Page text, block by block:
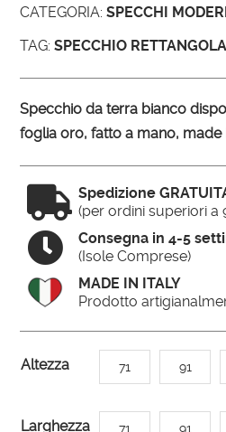
CATEGORIA:SPECCHI
TAG:SPECCHIO
Specchio da terra bianco
foglia oro, fatto a mano, made
 Spedizione
(per ordini superiori a

Consegna in 4-5
(Isole Comprese)
MADE IN ITALY
Prodotto
Altezza 71 91
Larghezza 71 91
A